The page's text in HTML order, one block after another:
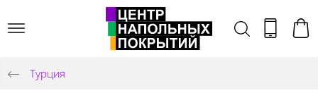
Турция